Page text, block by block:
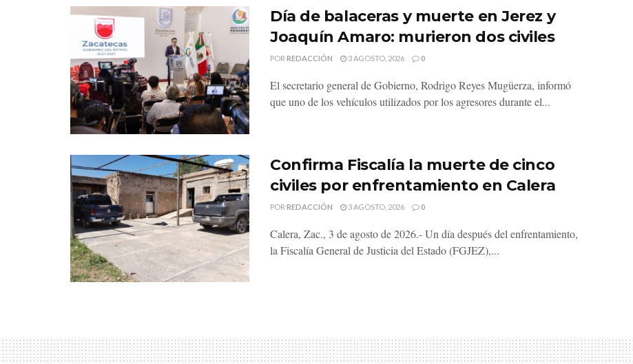
Día de balaceras y muerte en Jerez y
Joaquín Amaro: murieron dos civiles
POR REDACCIÓN 3 AGOSTO, 2026 0
El secretario general de Gobierno, Rodrigo Reyes Mugüerza, informó
que uno de los vehículos utilizados por los agresores durante el...
Confirma Fiscalía la muerte de cinco
civiles por enfrentamiento en Calera
POR REDACCIÓN 3 AGOSTO, 2026 0
Calera, Zac., 3 de agosto de 2026.- Un día después del enfrentamiento,
la Fiscalía General de Justicia del Estado (FGJEZ),...